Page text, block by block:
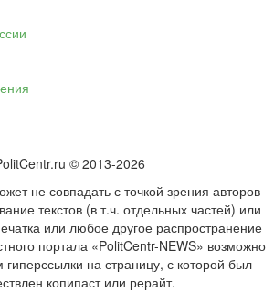
© 2013-2026
не совпадать с точкой зрения авторов
текстов (в т.ч. отдельных частей) или
или любое другое распространение
портала «PolitCentr-NEWS» возможно
гиперссылки на страницу, с которой был
копипаст или рерайт.